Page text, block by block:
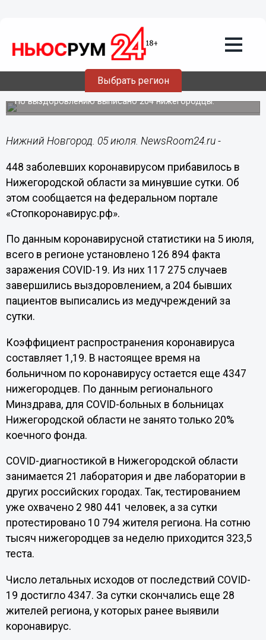
Выбрать регион
05.07.202112:32
448 случаев коронавируса выявлены в
Нижегородской области за сутки
По выздоровлению выписано 204 нижегородцы.
Нижний Новгород. 05 июля. NewsRoom24.ru -
448 заболевших коронавирусом прибавилось в
Нижегородской области за минувшие сутки. Об
этом сообщается на федеральном портале
«Стопкоронавирус.рф».
По данным коронавирусной статистики на 5 июля,
всего в регионе установлено 126 894 факта
заражения COVID-19. Из них 117 275 случаев
завершились выздоровлением, а 204 бывших
пациентов выписались из медучреждений за
сутки.
Коэффициент распространения коронавируса
составляет 1,19. В настоящее время на
больничном по коронавирусу остается еще 4347
нижегородцев. По данным регионального
Минздрава, для COVID-больных в больницах
Нижегородской области не занято только 20%
коечного фонда.
COVID-диагностикой в Нижегородской области
занимается 21 лаборатория и две лаборатории в
других российских городах. Так, тестированием
уже охвачено 2 980 441 человек, а за сутки
протестировано 10 794 жителя региона. На сотню
тысяч нижегородцев за неделю приходится 323,5
теста.
Число летальных исходов от последствий COVID-
19 достигло 4347. За сутки скончались еще 28
жителей региона, у которых ранее выявили
коронавирус.